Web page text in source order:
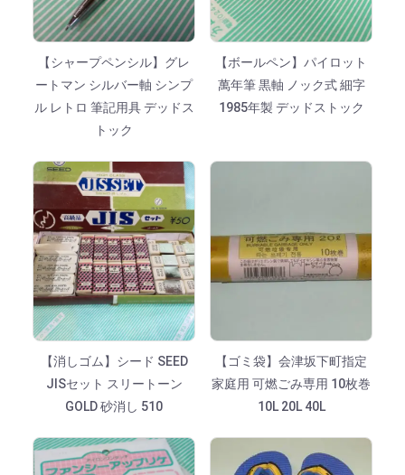
【シャープペンシル】グレ
ートマン シルバー軸 シンプ
ル レトロ 筆記用具 デッドス
トック
【ボールペン】パイロット
萬年筆 黒軸 ノック式 細字
1985年製 デッドストック
【消しゴム】シード SEED
JISセット スリートーン
GOLD 砂消し 510
【ゴミ袋】会津坂下町指定
家庭用 可燃ごみ専用 10枚巻
10L 20L 40L